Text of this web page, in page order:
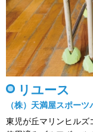
リユース
（株）天満屋スポー
東児が丘マリンヒルズ